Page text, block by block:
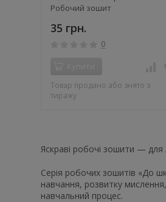
Робочий зошит
35 грн.
0
Товар продано або знято з
тиражу
Яскраві робочі зошити — для
Серія робочих зошитів «До
навчання, розвитку
навчальний процес.